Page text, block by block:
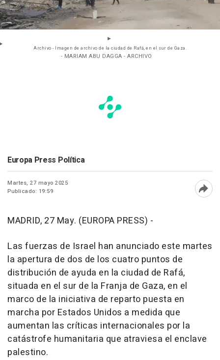
Archivo - Imagen de archivo de la ciudad de Rafá, en el sur de Gaza.
- MARIAM ABU DAGGA - ARCHIVO
Europa Press Política
Martes, 27 mayo 2025
Publicado: 19:59
MADRID, 27 May. (EUROPA PRESS) -
Las fuerzas de Israel han anunciado este martes
la apertura de dos de los cuatro puntos de
distribución de ayuda en la ciudad de Rafá,
situada en el sur de la Franja de Gaza, en el
marco de la iniciativa de reparto puesta en
marcha por Estados Unidos a medida que
aumentan las críticas internacionales por la
catástrofe humanitaria que atraviesa el enclave
palestino.